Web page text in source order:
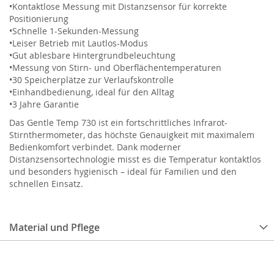
Material und Pflege
•Kontaktlose Messung mit Distanzsensor für korrekte
Positionierung
•Schnelle 1-Sekunden-Messung
•Leiser Betrieb mit Lautlos-Modus
•Gut ablesbare Hintergrundbeleuchtung
•Messung von Stirn- und Oberflächentemperaturen
•30 Speicherplätze zur Verlaufskontrolle
•Einhandbedienung, ideal für den Alltag
•3 Jahre Garantie
Das Gentle Temp 730 ist ein fortschrittliches Infrarot-
Stirnthermometer, das höchste Genauigkeit mit maximalem
Bedienkomfort verbindet. Dank moderner
Distanzsensortechnologie misst es die Temperatur kontaktlos
und besonders hygienisch – ideal für Familien und den
schnellen Einsatz.